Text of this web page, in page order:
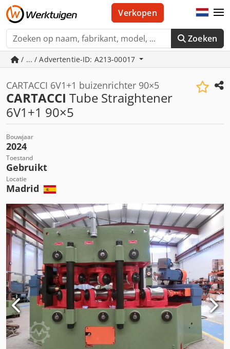
Zoeken
Verkopen
/ ... / Advertentie-ID: A213-00017
CARTACCI 6V1+1 buizenrichter 90×5
CARTACCI Tube Straightener
6V1+1 90×5
Bouwjaar
2024
Toestand
Gebruikt
Locatie
Madrid